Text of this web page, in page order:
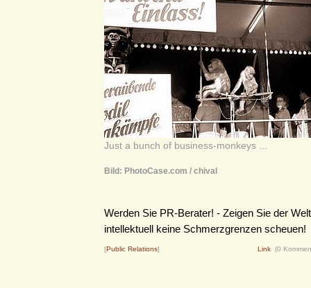
Just a bunch of business-monkeys ...
Bild: PhotoCase.com / chival
Werden Sie PR-Berater! - Zeigen Sie der
intellektuell keine Schmerzgrenzen scheuen!
[Public Relations] Link (0